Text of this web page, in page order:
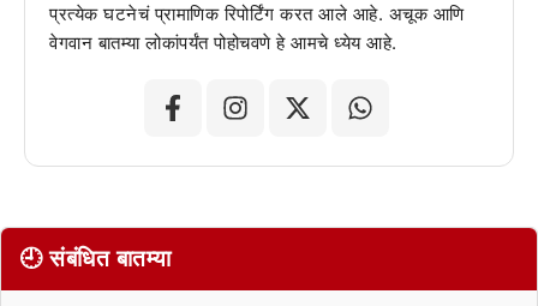
प्रत्येक घटनेचं प्रामाणिक रिपोर्टिंग करत आले आहे. अचूक आणि
वेगवान बातम्या लोकांपर्यंत पोहोचवणे हे आमचे ध्येय आहे.
🕘 संबंधित बातम्या